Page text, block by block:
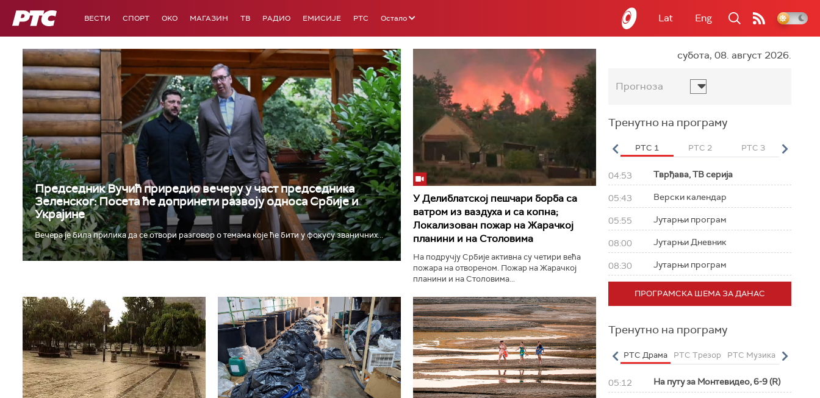
РТС ВЕСТИ СПОРТ OKO МАГАЗИН ТВ РАДИО ЕМИСИЈЕ РТС Остало Lat Eng
Председник Вучић приредио вечеру у част председника
Зеленског: Посета ће допринети развоју односа Србије и
Украјине
Вечера је била прилика да се отвори разговор о темама које ће бити у фокусу званичних...
У Делиблатској пешчари борба са
ватром из ваздуха и са копна;
Локализован пожар на Жарачкој
планини и на Столовима
На подручју Србије активна су четири већа
пожара на отвореном. Пожар на Жарачкој
планини и на Столовима...
субота, 08. август 2026.
Прогноза
Тренутно на програму
РТС 3 РТС Свет РТС 1 РТС 2 РТС 3 РТС
04:53 Тврђава, ТВ серија
05:43 Верски календар
05:55 Јутарњи програм
08:00 Јутарњи Дневник
08:30 Јутарњи програм
ПРОГРАМСКА ШЕМА ЗА ДАНАС
Тренутно на програму
РТС Класика РТС Коло РТС Полетарац РТС Драма РТС Трезор РТС Музика РТС
05:12 На путу за Монтевидео, 6-9 (R)